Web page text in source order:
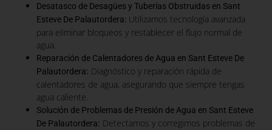
Desatasco de Desagües y Tuberías Obstruidas en Sant
Esteve De Palautordera: Utilizamos tecnología avanzada
para eliminar bloqueos y restablecer el flujo normal de
agua.
Reparación de Calentadores de Agua en Sant Esteve De
Palautordera: Diagnóstico y reparación rápida de
calentadores de agua, asegurando que siempre tengas
agua caliente.
Solución de Problemas de Presión de Agua en Sant Esteve
De Palautordera: Detectamos y corregimos problemas de